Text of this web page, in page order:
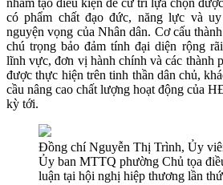
có phẩm chất đạo đức, năng lực và
nguyện vọng của Nhân dân. Cơ cấu
chú trọng bảo đảm tính đại diện rộng
lĩnh vực, đơn vị hành chính và các thành
được thực hiện trên tinh thần dân chủ,
cầu nâng cao chất lượng hoạt động của
kỳ tới.
Đồng chí Nguyễn Thị Trình, Ủy
Ủy ban MTTQ phường Chủ tọa
luận tại hội nghị hiệp thương lần